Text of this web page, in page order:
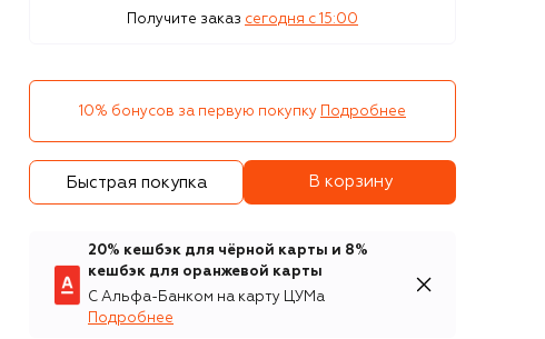
Получите заказ сегодня c 15:00
10% бонусов за первую покупку Подробнее
Быстрая покупка В корзину
20% кешбэк для чёрной карты и 8%
кешбэк для оранжевой карты
С Альфа-Банком на карту ЦУМа
Подробнее